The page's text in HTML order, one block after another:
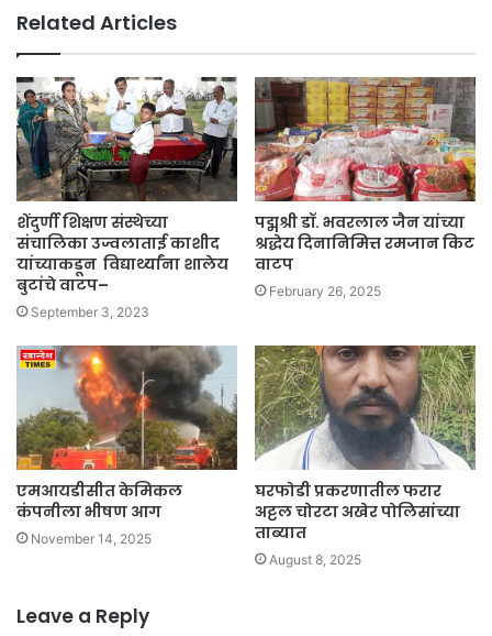
Related Articles
शेंदुर्णी शिक्षण संस्थेच्या
संचालिका उज्वलाताई काशीद
यांच्याकडून विद्यार्थ्यांना शालेय
बुटांचे वाटप–
September 3, 2023
पद्मश्री डॉ. भवरलाल जैन यांच्या
श्रद्धेय दिनानिमित्त रमजान किट
वाटप
February 26, 2025
एमआयडीसीत केमिकल
कंपनीला भीषण आग
November 14, 2025
घरफोडी प्रकरणातील फरार
अट्टल चोरटा अखेर पोलिसांच्या
ताब्यात
August 8, 2025
Leave a Reply